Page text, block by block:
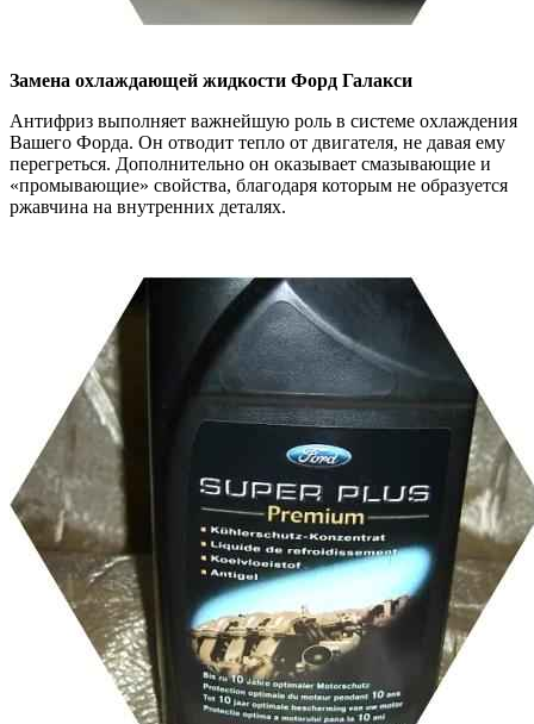
Замена охлаждающей жидкости Форд Галакси
Антифриз выполняет важнейшую роль в системе охлаждения
Вашего Форда. Он отводит тепло от двигателя, не давая ему
перегреться. Дополнительно он оказывает смазывающие и
«промывающие» свойства, благодаря которым не образуется
ржавчина на внутренних деталях.